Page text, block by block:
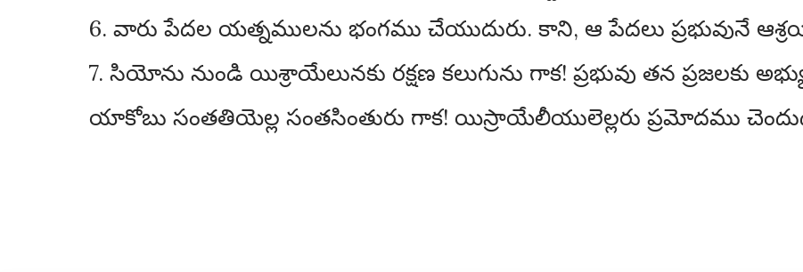
6. వారు పేదల యత్నములను భంగము చేయుదురు. కాని, ఆ పేదలు ప్రభువునే
7. సియోను నుండి యిశ్రాయేలునకు రక్షణ కలుగును గాక! ప్రభువు తన ప్రజలకు
యాకోబు సంతతియెల్ల సంతసింతురు గాక! యిస్రాయేలీయులెల్లరు ప్రమోదము